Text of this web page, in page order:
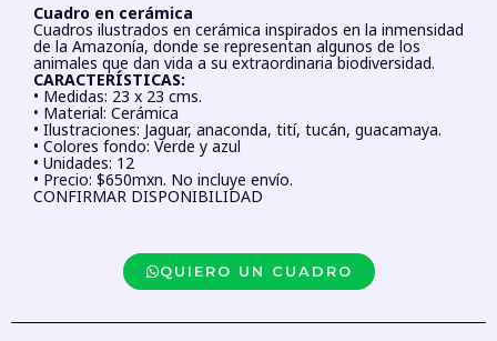
Cuadro en cerámica
Cuadros ilustrados en cerámica inspirados en la inmensidad
de la Amazonía, donde se representan algunos de los
animales que dan vida a su extraordinaria biodiversidad.
CARACTERÍSTICAS:
• Medidas: 23 x 23 cms.
• Material: Cerámica
• Ilustraciones: Jaguar, anaconda, tití, tucán, guacamaya.
• Colores fondo: Verde y azul
• Unidades: 12
• Precio: $650mxn. No incluye envío.
CONFIRMAR DISPONIBILIDAD
QUIERO UN CUADRO